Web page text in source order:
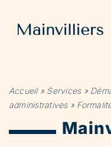
contenu
Accueil» Services»
administratives»